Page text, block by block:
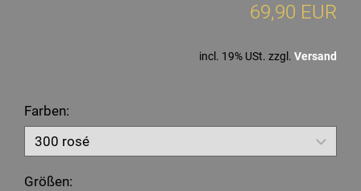
69,90 EUR
incl. 19% USt. zzgl. Versand
Farben:
Größen: